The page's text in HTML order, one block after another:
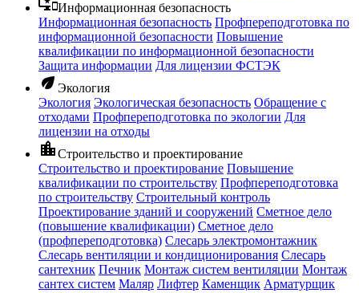
Информационная безопасность
Информационная безопасность Профпереподготовка по
информационной безопасности Повышение
квалификации по информационной безопасности
Защита информации Для лицензии ФСТЭК
eco Экология
Экология Экологическая безопасность Обращение с
отходами Профпереподготовка по экологии Для
лицензии на отходы
location_cityСтроительство и проектирование
Строительство и проектирование Повышение
квалификации по строительству Профпереподготовка
по строительству Строительный контроль
Проектирование зданий и сооружений Сметное дело
(повышение квалификации) Сметное дело
(профпереподготовка) Слесарь электромонтажник
Слесарь вентиляции и кондиционирования Слесарь
сантехник Печник Монтаж систем вентиляции Монтаж
сантех систем Маляр Лифтер Каменщик Арматурщик